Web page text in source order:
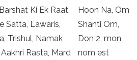
Ki Ek Raat,
Satta, Lawaris,
Trishul, Namak
Rasta, Mard
Hoon Na, Om
Shanti Om,
Don 2, mon
nom est